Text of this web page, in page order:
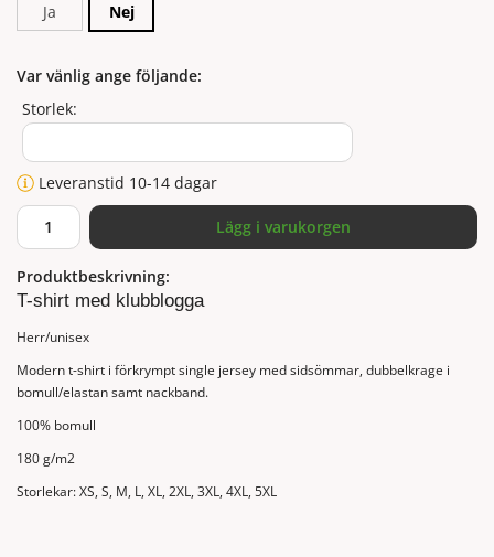
Ja
Nej
Var vänlig ange följande:
Storlek:
Leveranstid 10-14 dagar
Lägg i varukorgen
Produktbeskrivning:
T-shirt med klubblogga
Herr/unisex
Modern t-shirt i förkrympt single jersey med sidsömmar, dubbelkrage i
bomull/elastan samt nackband.
100% bomull
180 g/m2
Storlekar: XS, S, M, L, XL, 2XL, 3XL, 4XL, 5XL